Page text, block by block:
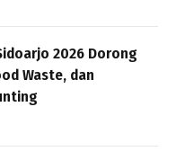
2026 Dorong
Waste, dan